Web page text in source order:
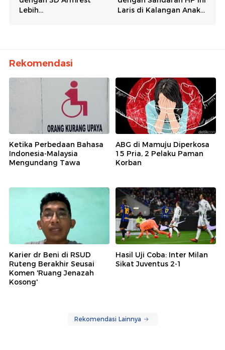
Rekomendasi
Ketika Perbedaan Bahasa
Indonesia-Malaysia
Mengundang Tawa
ABG di Mamuju Diperkosa
15 Pria, 2 Pelaku Paman
Korban
Karier dr Beni di RSUD
Ruteng Berakhir Seusai
Komen 'Ruang Jenazah
Kosong'
Hasil Uji Coba: Inter Milan
Sikat Juventus 2-1
Rekomendasi Lainnya